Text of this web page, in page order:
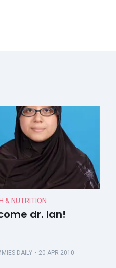
& NUTRITION
dr. Ian!
DAILY ・20 APR 2010